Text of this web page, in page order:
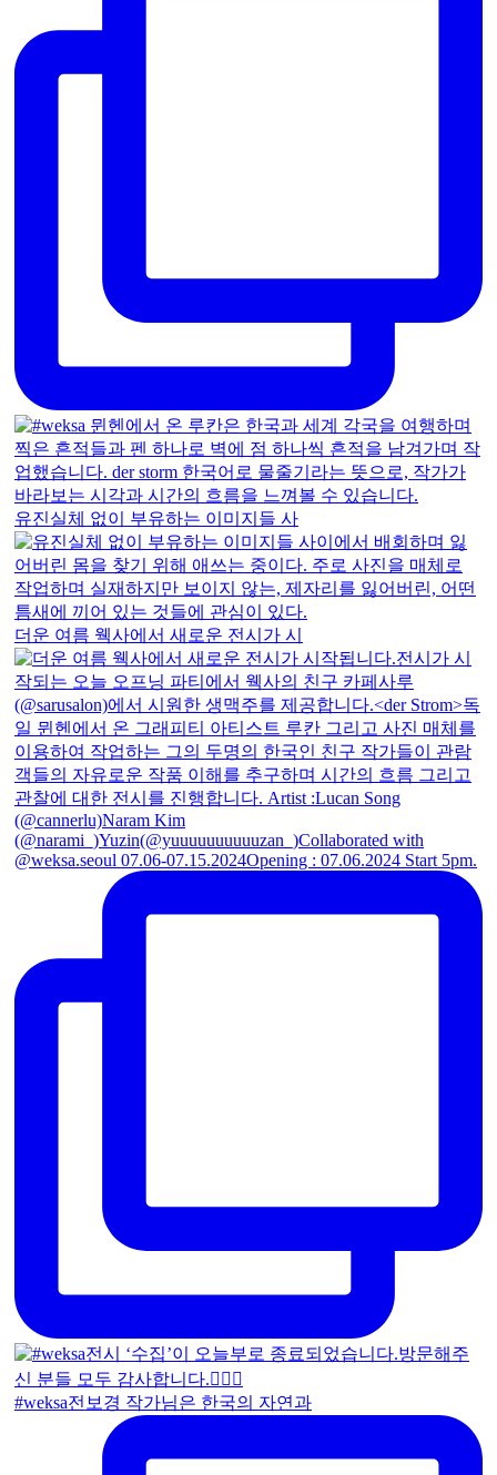
유진실체 없이 부유하는 이미지들 사
더운 여름 웩사에서 새로운 전시가 시
#weksa전보경 작가님은 한국의 자연과